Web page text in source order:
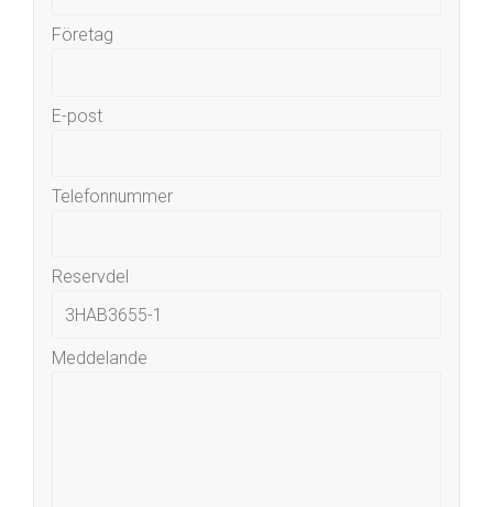
Företag
E-post
Telefonnummer
Reservdel
Meddelande